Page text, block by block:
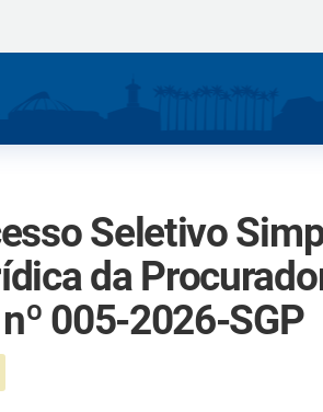
Seletivo
da
005-2026-SGP